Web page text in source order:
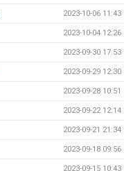
2023-10-06 11:43
2023-10-04 12:26
2023-09-30 17:53
2023-09-29 12:30
2023-09-28 10:51
2023-09-22 12:14
2023-09-21 21:34
2023-09-18 09:56
2023-09-15 10:43